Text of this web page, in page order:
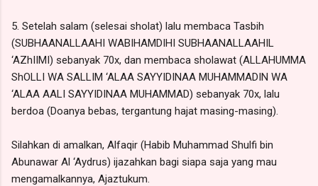
5. Setelah salam (selesai sholat) lalu membaca Tasbih
(SUBHAANALLAAHI WABIHAMDIHI SUBHAANALLAAHIL
‘AZhIIMI) sebanyak 70x, dan membaca sholawat (ALLAHUMMA
ShOLLI WA SALLIM ‘ALAA SAYYIDINAA MUHAMMADIN WA
‘ALAA AALI SAYYIDINAA MUHAMMAD) sebanyak 70x, lalu
berdoa (Doanya bebas, tergantung hajat masing-masing).
Silahkan di amalkan, Alfaqir (Habib Muhammad Shulfi bin
Abunawar Al ‘Aydrus) ijazahkan bagi siapa saja yang mau
mengamalkannya, Ajaztukum.